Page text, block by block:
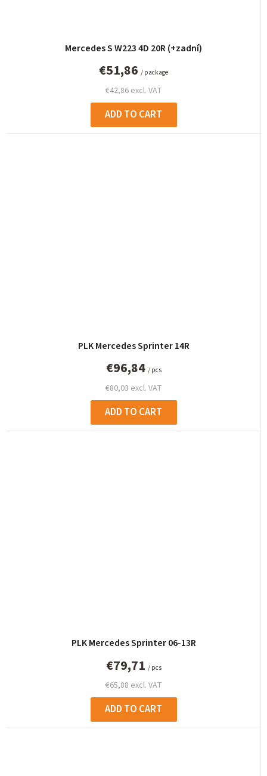
Mercedes S W223 4D 20R (+zadní)
€42,86 excl. VAT
€51,86 / package
ADD TO CART
PLK Mercedes Sprinter 14R
€80,03 excl. VAT
€96,84 / pcs
ADD TO CART
PLK Mercedes Sprinter 06-13R
€65,88 excl. VAT
€79,71 / pcs
ADD TO CART